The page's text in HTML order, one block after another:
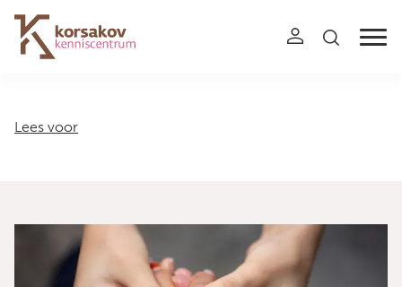
Navigation
Lees voor